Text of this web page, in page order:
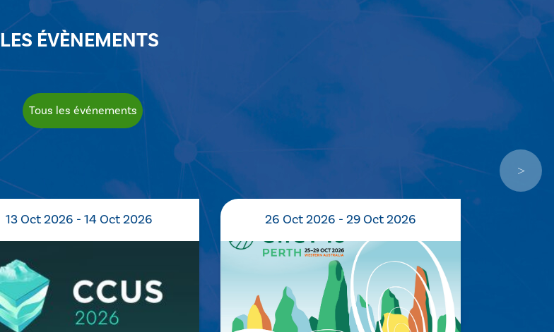
LES ÉVÈNEMENTS
Tous les événements
13 Oct 2026 - 14 Oct 2026 26 Oct 2026 - 29 Oct 2026